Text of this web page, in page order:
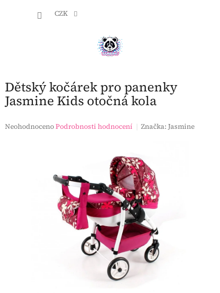
CZK
Dětský kočárek pro panenky
Jasmine Kids otočná kola
Průměrné
NeohodnocenoPodrobnosti hodnocení Značka:Jasmine